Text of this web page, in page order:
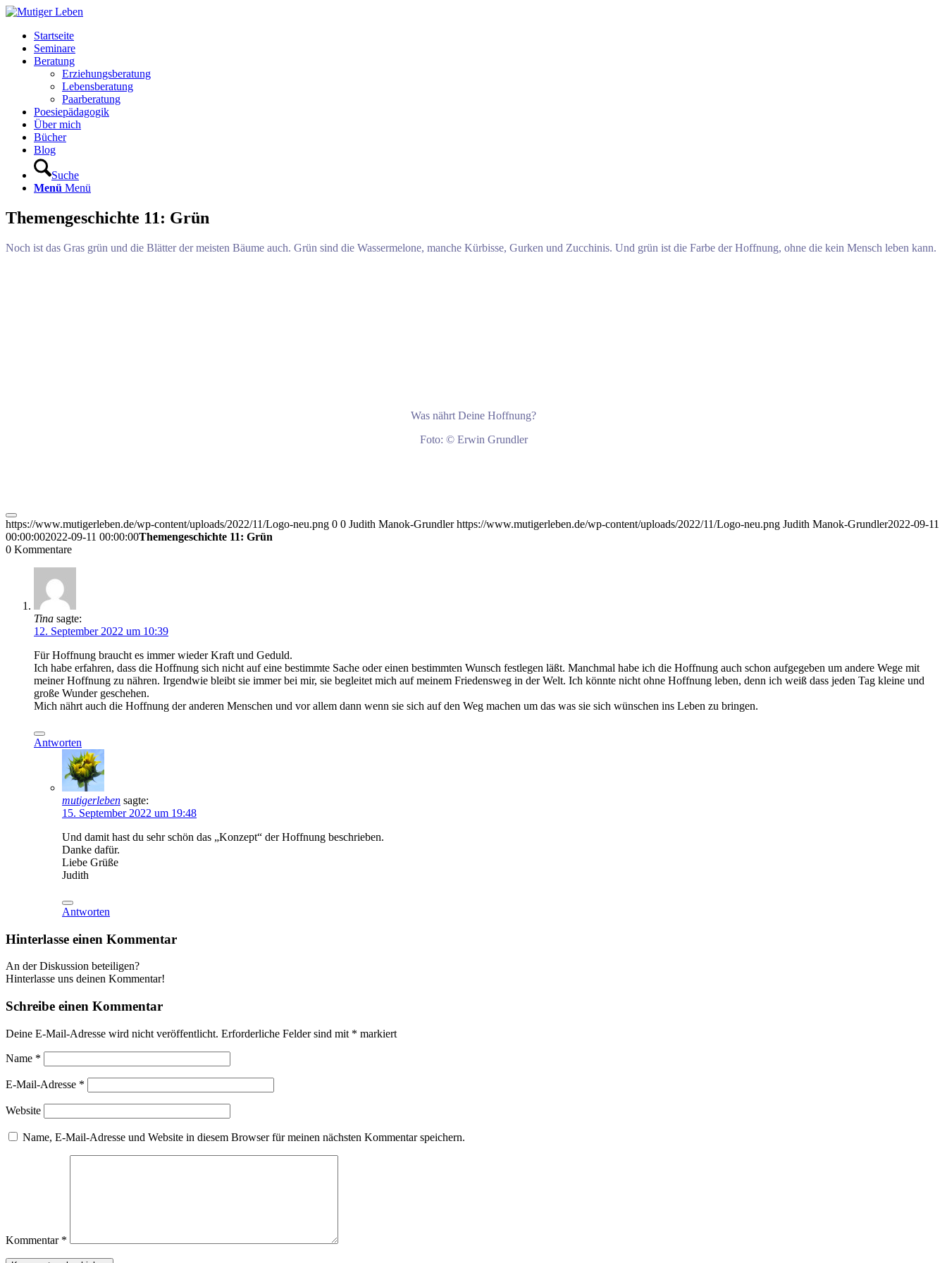
Startseite
Seminare
Beratung
Erziehungsberatung
Lebensberatung
Paarberatung
Poesiepädagogik
Über mich
Bücher
Blog
Suche
Menü Menü
Themengeschichte 11: Grün
Noch ist das Gras grün und die Blätter der meisten Bäume auch. Grün sind die Wassermelone, manche Kürbisse, Gurken und Zucchinis. Und grün ist die Farbe der Hoffnung, ohne die kein Mensch leben kann.
Was nährt Deine Hoffnung?
Foto: © Erwin Grundler
https://www.mutigerleben.de/wp-content/uploads/2022/11/Logo-neu.png 0 0 Judith Manok-Grundler https://www.mutigerleben.de/wp-content/uploads/2022/11/Logo-neu.png Judith Manok-Grundler2022-09-11
00:00:002022-09-11 00:00:00Themengeschichte 11: Grün
0 Kommentare
Tina sagte:
12. September 2022 um 10:39
Für Hoffnung braucht es immer wieder Kraft und Geduld.
Ich habe erfahren, dass die Hoffnung sich nicht auf eine bestimmte Sache oder einen bestimmten Wunsch festlegen läßt. Manchmal habe ich die Hoffnung auch schon aufgegeben um andere Wege mit
meiner Hoffnung zu nähren. Irgendwie bleibt sie immer bei mir, sie begleitet mich auf meinem Friedensweg in der Welt. Ich könnte nicht ohne Hoffnung leben, denn ich weiß dass jeden Tag kleine und
große Wunder geschehen.
Mich nährt auch die Hoffnung der anderen Menschen und vor allem dann wenn sie sich auf den Weg machen um das was sie sich wünschen ins Leben zu bringen.
Antworten
mutigerleben sagte:
15. September 2022 um 19:48
Und damit hast du sehr schön das „Konzept“ der Hoffnung beschrieben.
Danke dafür.
Liebe Grüße
Judith
Antworten
Hinterlasse einen Kommentar
An der Diskussion beteiligen?
Hinterlasse uns deinen Kommentar!
Schreibe einen Kommentar
Deine E-Mail-Adresse wird nicht veröffentlicht. Erforderliche Felder sind mit * markiert
Name *
E-Mail-Adresse *
Website
Name, E-Mail-Adresse und Website in diesem Browser für meinen nächsten Kommentar speichern.
Kommentar *